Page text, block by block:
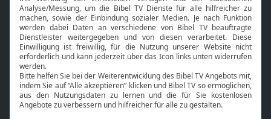
Nächster Gottesdienst
Bibel TV
Über uns
Jobs
Service
Kontakt
TV-Empfang